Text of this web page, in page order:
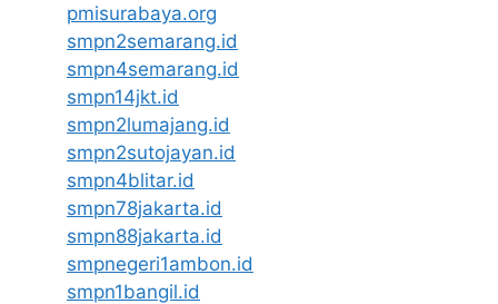
pmisurabaya.org
smpn2semarang.id
smpn4semarang.id
smpn14jkt.id
smpn2lumajang.id
smpn2sutojayan.id
smpn4blitar.id
smpn78jakarta.id
smpn88jakarta.id
smpnegeri1ambon.id
smpn1bangil.id